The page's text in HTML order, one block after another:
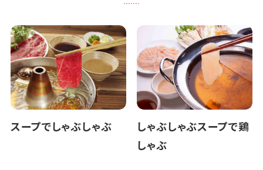
スープでしゃぶしゃぶ
しゃぶしゃぶスープで鶏
しゃぶ